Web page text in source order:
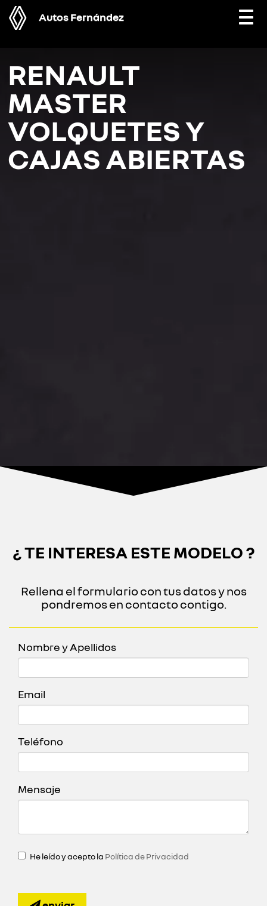
Autos Fernández
RENAULT
MASTER
VOLQUETES Y
CAJAS ABIERTAS
¿ TE INTERESA ESTE MODELO ?
Rellena el formulario con tus datos y nos
pondremos en contacto contigo.
Nombre y Apellidos
Email
Teléfono
Mensaje
He leído y acepto la Política de Privacidad